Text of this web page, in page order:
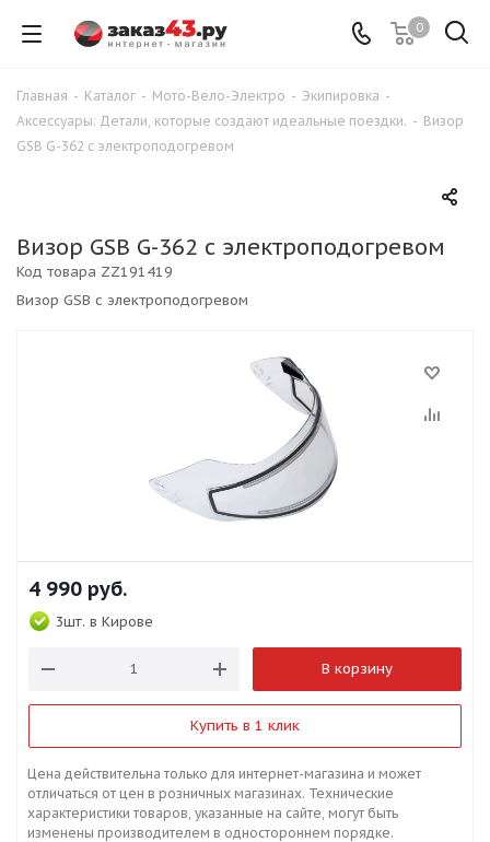
0
Главная - Каталог - Мото-Вело-Электро - Экипировка -
Аксессуары: Детали, которые создают идеальные поездки. - Визор
GSB G-362 с электроподогревом
Визор GSB G-362 с электроподогревом
Визор GSB с электроподогревом
Код товара ZZ191419
4 990 руб.
3шт. в Кирове
В корзину
Купить в 1 клик
Цена действительна только для интернет-магазина и может
отличаться от цен в розничных магазинах. Технические
характеристики товаров, указанные на сайте, могут быть
изменены производителем в одностороннем порядке.